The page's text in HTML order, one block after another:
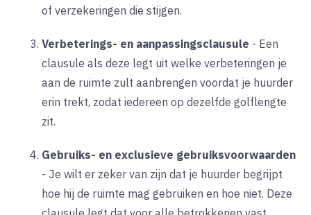
of verzekeringen die stijgen.
Verbeterings- en aanpassingsclausule - Een
clausule als deze legt uit welke verbeteringen je
aan de ruimte zult aanbrengen voordat je huurder
erin trekt, zodat iedereen op dezelfde golflengte
zit.
Gebruiks- en exclusieve gebruiksvoorwaarden
- Je wilt er zeker van zijn dat je huurder begrijpt
hoe hij de ruimte mag gebruiken en hoe niet. Deze